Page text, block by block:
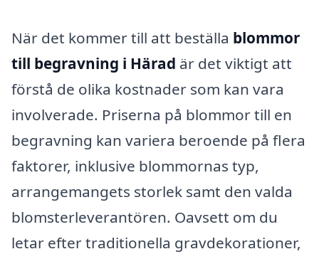
När det kommer till att beställa blommor
till begravning i Härad är det viktigt att
förstå de olika kostnader som kan vara
involverade. Priserna på blommor till en
begravning kan variera beroende på flera
faktorer, inklusive blommornas typ,
arrangemangets storlek samt den valda
blomsterleverantören. Oavsett om du
letar efter traditionella gravdekorationer,